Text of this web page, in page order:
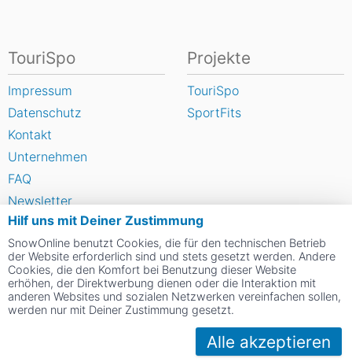
Hilf uns mit Deiner Zustimmung
SnowOnline benutzt Cookies, die für den technischen Betrieb
der Website erforderlich sind und stets gesetzt werden. Andere
Cookies, die den Komfort bei Benutzung dieser Website
erhöhen, der Direktwerbung dienen oder die Interaktion mit
anderen Websites und sozialen Netzwerken vereinfachen sollen,
werden nur mit Deiner Zustimmung gesetzt.
Alle akzeptieren
TouriSpo
Impressum
Datenschutz
Kontakt
Unternehmen
FAQ
Newsletter
Widget
Umfragen
Skigebiet bewerten
Projekte
TouriSpo
SportFits
Social Web